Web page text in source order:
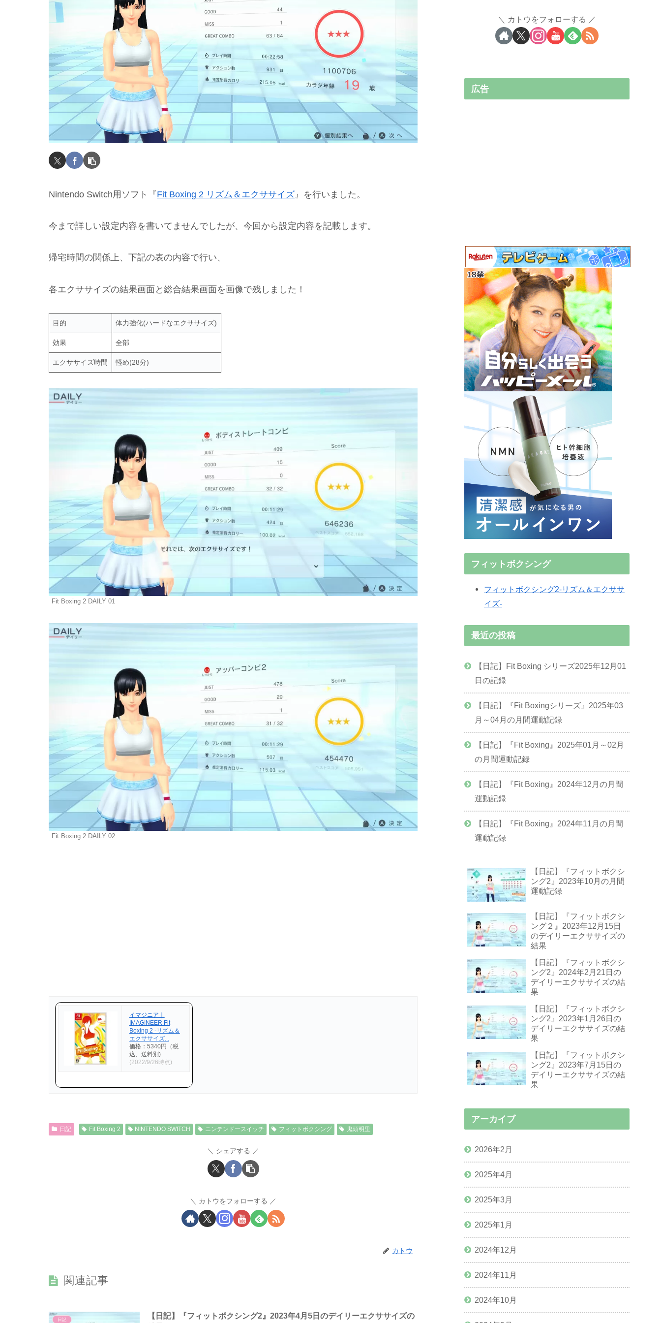
Nintendo Switch用ソフト『Fit Boxing 2 リズム＆エクササイズ 』を行いました。
今まで詳しい設定内容を書いてませんでしたが、今回から設定内容を記載します。
帰宅時間の関係上、下記の表の内容で行い、
各エクササイズの結果画面と総合結果画面を画像で残しました！
目的 体力強化(ハードなエクササイズ)
効果 全部
エクササイズ時間 軽め(28分)
Fit Boxing 2 DAILY 01
Fit Boxing 2 DAILY 02
イマジニア｜
IMAGINEER Fit
Boxing 2 -リズム＆
エクササイズ...
価格：5340円（税
込、送料別)
(2022/9/26時点)
日記 Fit Boxing 2 NINTENDO SWITCH ニンテンドースイッチ フィットボクシング 鬼頭明里
シェアする
カトウをフォローする
カトウ
関連記事
日記
【日記】『フィットボクシング2』2023年4月5日のデイリーエクササイズの
カトウをフォローする
広告
フィットボクシング
フィットボクシング2-リズム＆エクササ
イズ-
最近の投稿
【日記】Fit Boxing シリーズ2025年12月01
日の記録
【日記】『Fit Boxingシリーズ』2025年03
月～04月の月間運動記録
【日記】『Fit Boxing』2025年01月～02月
の月間運動記録
【日記】『Fit Boxing』2024年12月の月間
運動記録
【日記】『Fit Boxing』2024年11月の月間
運動記録
【日記】『フィットボクシ
ング2』2023年10月の月間
運動記録
【日記】『フィットボクシ
ング２』2023年12月15日
のデイリーエクササイズの
結果
【日記】『フィットボクシ
ング2』2024年2月21日の
デイリーエクササイズの結
果
【日記】『フィットボクシ
ング2』2023年1月26日の
デイリーエクササイズの結
果
【日記】『フィットボクシ
ング2』2023年7月15日の
デイリーエクササイズの結
果
アーカイブ
2026年2月
2025年4月
2025年3月
2025年1月
2024年12月
2024年11月
2024年10月